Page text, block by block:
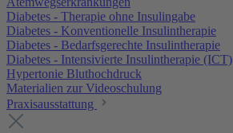
Diabetes - Therapie ohne Insulingabe
Diabetes - Konventionelle Insulintherapie
Diabetes - Bedarfsgerechte Insulintherapie
Diabetes - Intensivierte Insulintherapie (ICT)
Hypertonie Bluthochdruck
Materialien zur Videoschulung
Praxisausstattung